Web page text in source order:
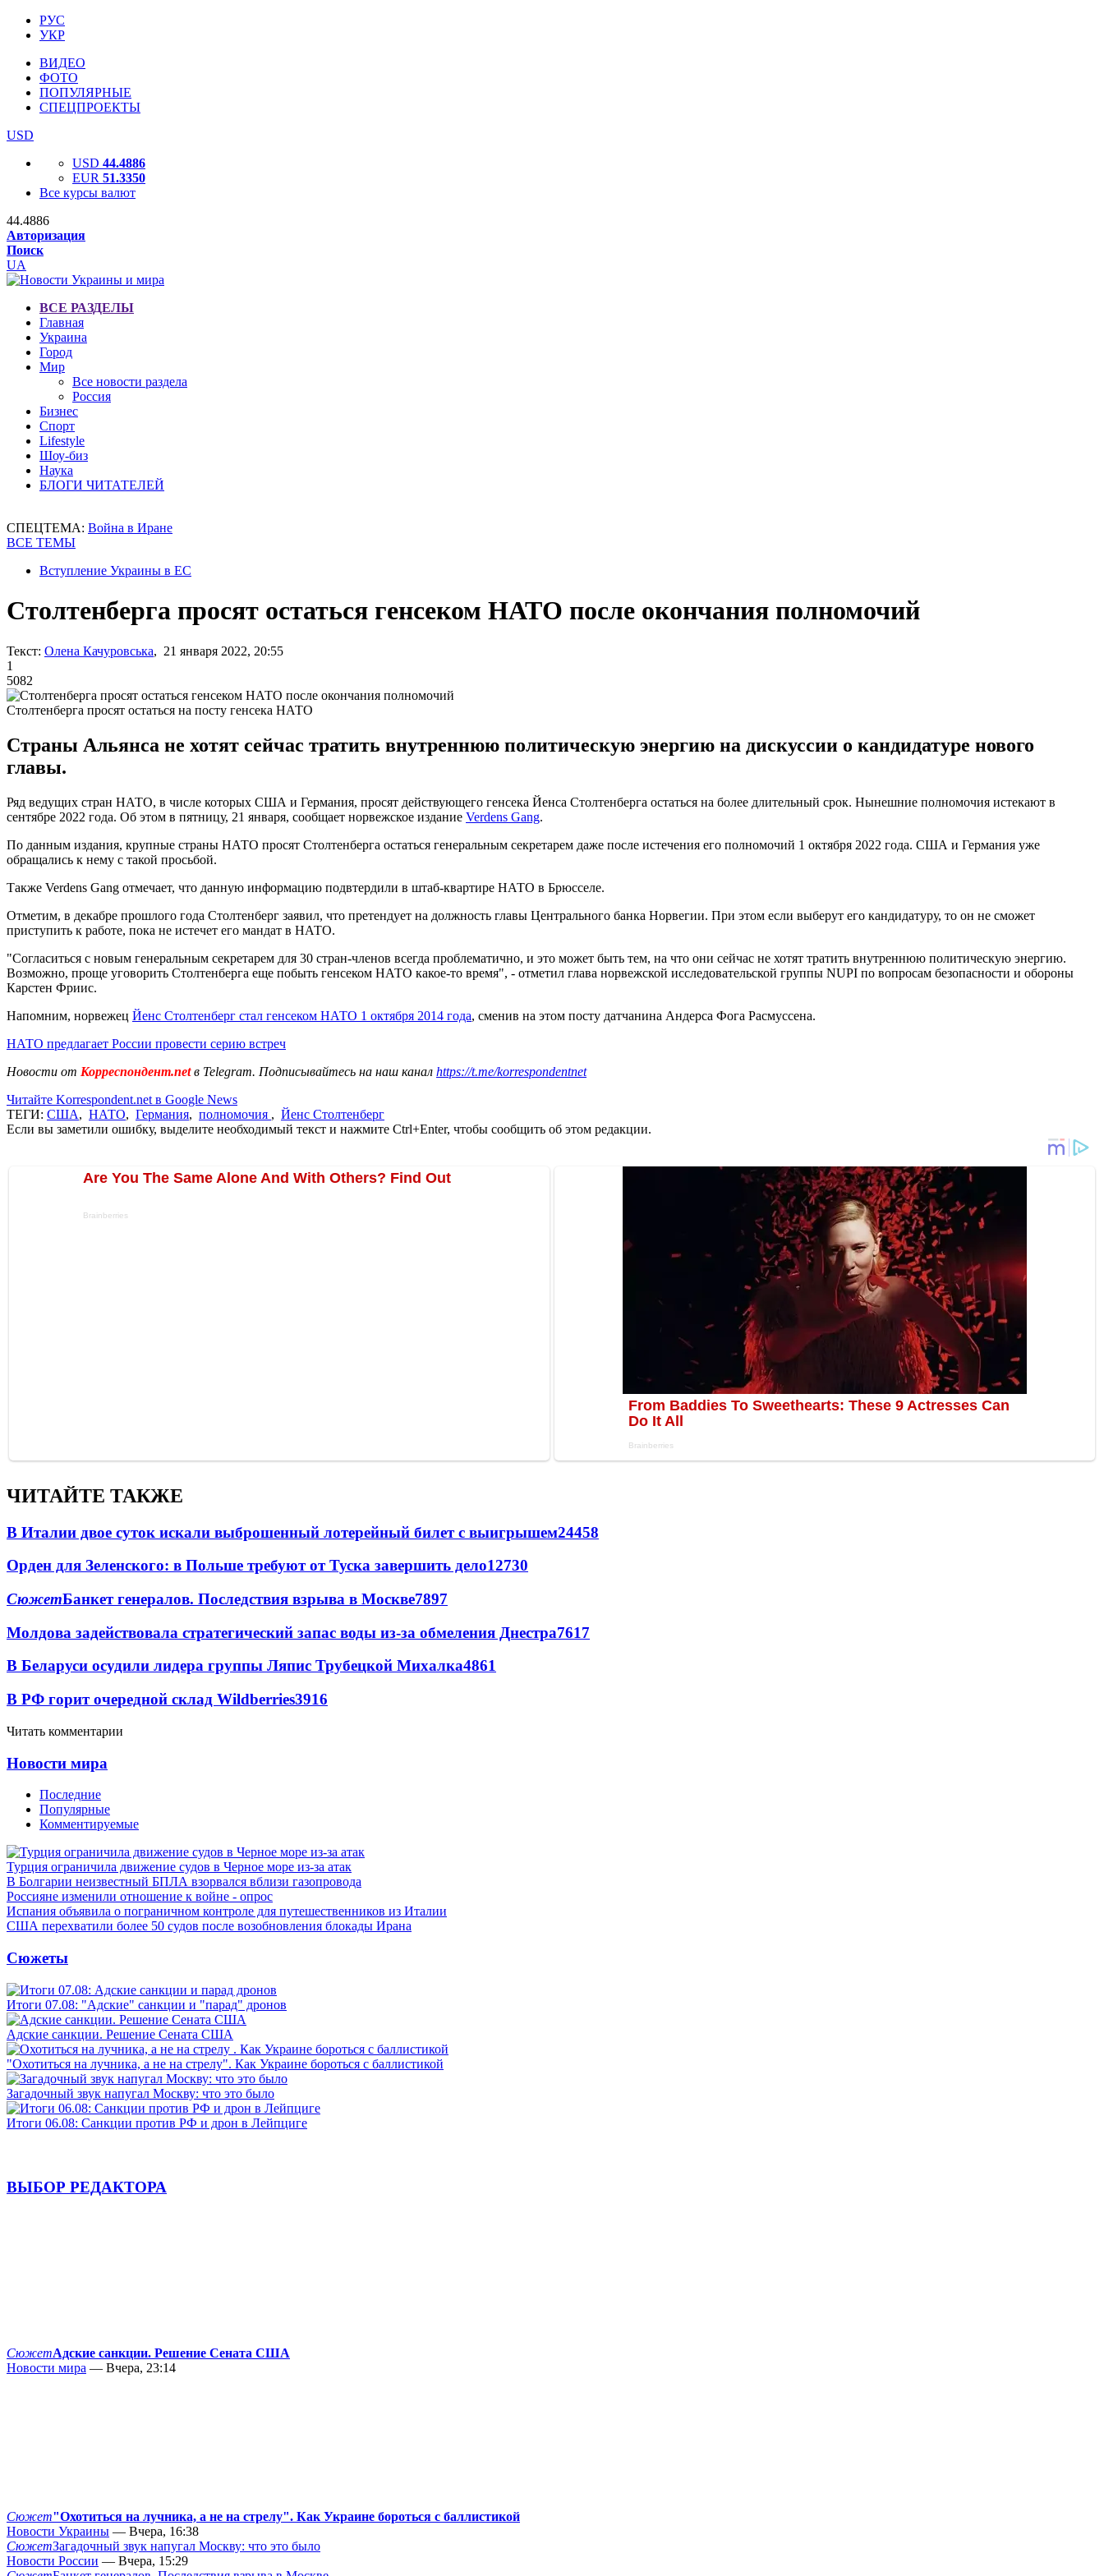
РУС
УКР
ВИДЕО
ФОТО
ПОПУЛЯРНЫЕ
СПЕЦПРОЕКТЫ
USD
USD 44.4886
EUR 51.3350
Все курсы валют
44.4886
Авторизация
Поиск
UA
ВСЕ РАЗДЕЛЫ
Главная
Украина
Город
Мир
Все новости раздела
Россия
Бизнес
Спорт
Lifestyle
Шоу-биз
Наука
БЛОГИ ЧИТАТЕЛЕЙ
СПЕЦТЕМА: Война в Иране
ВСЕ ТЕМЫ
Вступление Украины в ЕС
Столтенберга просят остаться генсеком НАТО после окончания полномочий
Текст: Олена Качуровська, 21 января 2022, 20:55
1
5082
Столтенберга просят остаться на посту генсека НАТО
Страны Альянса не хотят сейчас тратить внутреннюю политическую энергию на дискуссии о кандидатуре нового
главы.
Ряд ведущих стран НАТО, в числе которых США и Германия, просят действующего генсека Йенса Столтенберга остаться на более длительный срок. Нынешние полномочия истекают в
сентябре 2022 года. Об этом в пятницу, 21 января, сообщает норвежское издание Verdens Gang.
По данным издания, крупные страны НАТО просят Столтенберга остаться генеральным секретарем даже после истечения его полномочий 1 октября 2022 года. США и Германия уже
обращались к нему с такой просьбой.
Также Verdens Gang отмечает, что данную информацию подвтердили в штаб-квартире НАТО в Брюсселе.
Отметим, в декабре прошлого года Столтенберг заявил, что претендует на должность главы Центрального банка Норвегии. При этом если выберут его кандидатуру, то он не сможет
приступить к работе, пока не истечет его мандат в НАТО.
"Согласиться с новым генеральным секретарем для 30 стран-членов всегда проблематично, и это может быть тем, на что они сейчас не хотят тратить внутреннюю политическую энергию.
Возможно, проще уговорить Столтенберга еще побыть генсеком НАТО какое-то время", - отметил глава норвежской исследовательской группы NUPI по вопросам безопасности и обороны
Карстен Фриис.
Напомним, норвежец Йенс Столтенберг стал генсеком НАТО 1 октября 2014 года, сменив на этом посту датчанина Андерса Фога Расмуссена.
НАТО предлагает России провести серию встреч
Новости от Корреспондент.netв Telegram. Подписывайтесь на наш канал https://t.me/korrespondentnet
Читайте Korrespondent.net в Google News
ТЕГИ: США, НАТО, Германия, полномочия , Йенс Столтенберг
Если вы заметили ошибку, выделите необходимый текст и нажмите Ctrl+Enter, чтобы сообщить об этом редакции.
ЧИТАЙТЕ ТАКЖЕ
В Италии двое суток искали выброшенный лотерейный билет с выигрышем24458
Орден для Зеленского: в Польше требуют от Туска завершить дело12730
СюжетБанкет генералов. Последствия взрыва в Москве7897
Молдова задействовала стратегический запас воды из-за обмеления Днестра7617
В Беларуси осудили лидера группы Ляпис Трубецкой Михалка4861
В РФ горит очередной склад Wildberries3916
Читать комментарии
Новости мира
Последние
Популярные
Комментируемые
Турция ограничила движение судов в Черное море из-за атак
В Болгарии неизвестный БПЛА взорвался вблизи газопровода
Россияне изменили отношение к войне - опрос
Испания объявила о пограничном контроле для путешественников из Италии
США перехватили более 50 судов после возобновления блокады Ирана
Сюжеты
Итоги 07.08: "Адские" санкции и "парад" дронов
Адские санкции. Решение Сената США
"Охотиться на лучника, а не на стрелу". Как Украине бороться с баллистикой
Загадочный звук напугал Москву: что это было
Итоги 06.08: Санкции против РФ и дрон в Лейпциге
ВЫБОР РЕДАКТОРА
СюжетАдские санкции. Решение Сената США
Новости мира — Вчера, 23:14
Сюжет"Охотиться на лучника, а не на стрелу". Как Украине бороться с баллистикой
Новости Украины — Вчера, 16:38
СюжетЗагадочный звук напугал Москву: что это было
Новости России — Вчера, 15:29